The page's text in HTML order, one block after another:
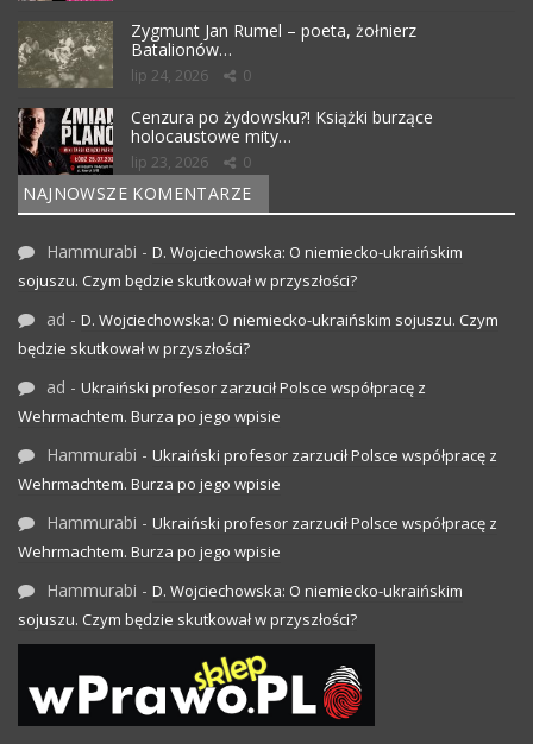
Zygmunt Jan Rumel – poeta, żołnierz
Batalionów…
lip 24, 2026 0
Cenzura po żydowsku?! Książki burzące
holocaustowe mity…
lip 23, 2026 0
NAJNOWSZE KOMENTARZE
Hammurabi - D. Wojciechowska: O niemiecko-ukraińskim
sojuszu. Czym będzie skutkował w przyszłości?
ad - D. Wojciechowska: O niemiecko-ukraińskim sojuszu. Czym
będzie skutkował w przyszłości?
ad - Ukraiński profesor zarzucił Polsce współpracę z
Wehrmachtem. Burza po jego wpisie
Hammurabi - Ukraiński profesor zarzucił Polsce współpracę z
Wehrmachtem. Burza po jego wpisie
Hammurabi - Ukraiński profesor zarzucił Polsce współpracę z
Wehrmachtem. Burza po jego wpisie
Hammurabi - D. Wojciechowska: O niemiecko-ukraińskim
sojuszu. Czym będzie skutkował w przyszłości?